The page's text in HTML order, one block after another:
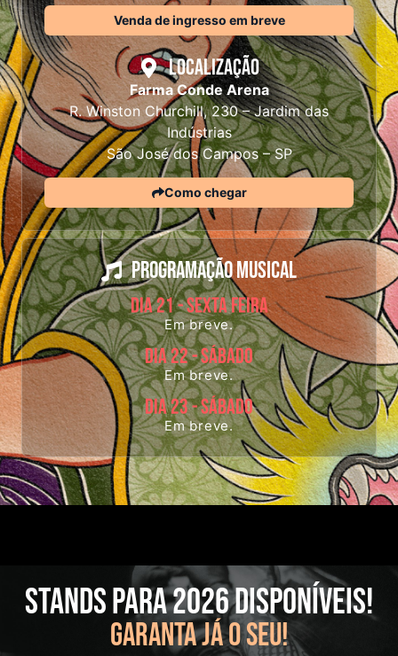
Venda de ingresso em breve
Localização
Farma Conde Arena
R. Winston Churchill, 230 – Jardim das
Indústrias
São José dos Campos – SP
Como chegar
Programação Musical
DIA 21 - SEXTA FEIRA
Em breve.
DIA 22 - SÁBADO
Em breve.
DIA 23 - SÁBADO
Em breve.
STANDS PARA 2026 DISPONÍVEIS!
GARANTA JÁ O SEU!